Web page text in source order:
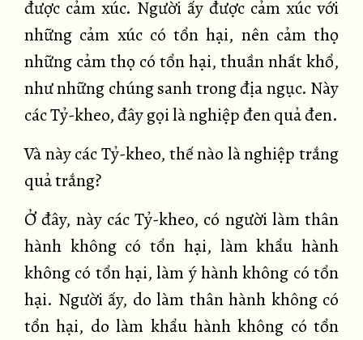
được cảm xúc. Người ấy được cảm xúc với
những cảm xúc có tổn hại, nên cảm thọ
những cảm thọ có tổn hại, thuần nhất khổ,
như những chúng sanh trong địa ngục. Này
các Tỷ-kheo, đây gọi là nghiệp đen quả đen.
Và này các Tỷ-kheo, thế nào là nghiệp trắng
quả trắng?
Ở đây, này các Tỷ-kheo, có người làm thân
hành không có tổn hại, làm khẩu hành
không có tổn hại, làm ý hành không có tổn
hại. Người ấy, do làm thân hành không có
tổn hại, do làm khẩu hành không có tổn